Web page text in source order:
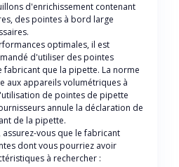
d'enrichissement contenant
des pointes à bord large
optimales, il est
d'utiliser des pointes
fabricant que la pipette. La norme
aux appareils volumétriques à
de pointes de pipette
annule la déclaration de
de la pipette.
vous que le fabricant
dont vous pourriez avoir
à rechercher :